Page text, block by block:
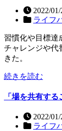
2022/
ライフ
習慣化や目標達
チャレンジや代
きた。
続きを読む
「場を共有す
2022/
ライフ